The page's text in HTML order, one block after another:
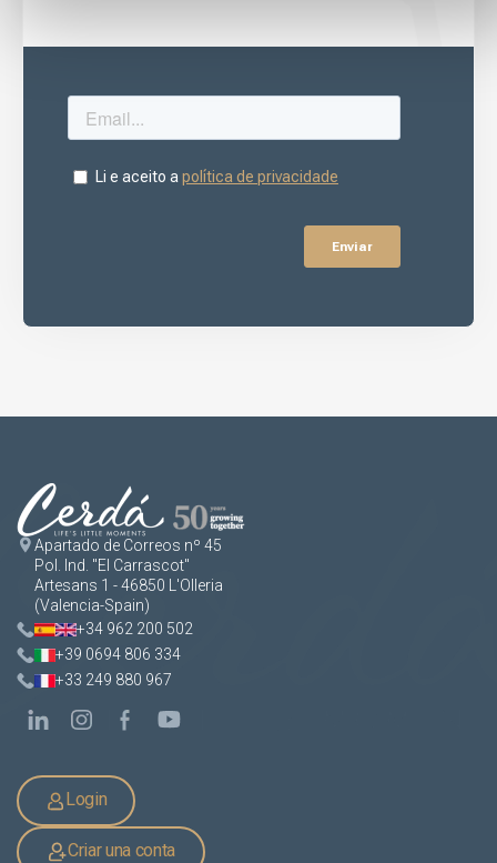
Apartado de Correos nº 45
Pol. Ind. "El Carrascot"
Artesans 1 - 46850 L'Olleria
(Valencia-Spain)
+34 962 200 502
+39 0694 806 334
+33 249 880 967
Login
Criar una conta